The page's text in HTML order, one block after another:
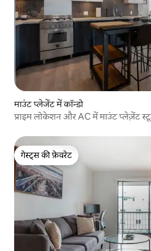
माउंट प्लेजेंट में कॉन्डो
प्राइम लोकेशन और AC में माउंट प्लेज़ेंट
गेस्ट्स की फ़ेवरेट
गेस्ट्स की फ़ेवरेट